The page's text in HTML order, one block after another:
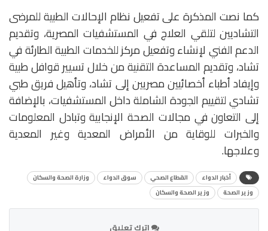
كما نصت المذكرة على تفعيل نظام الإحالات الطبية للمرضى
التشاديين لتلقي العلاج في المستشفيات المصرية، وتقديم
الدعم الفني لإنشاء وتفعيل مركز للخدمات الطبية الطارئة في
تشاد، وتقديم المساعدة التقنية من خلال تسيير قوافل طبية
وإيفاد أطباء أخصائيين مصريين إلى تشاد، وتأهيل فريق طبي
تشادي لتقييم الجودة الشاملة داخل المستشفيات، بالإضافة
إلى التعاون في مجالات الصحة الإنجابية وتبادل المعلومات
والخبرات للوقاية من الأمراض المعدية وغير المعدية
وعلاجها.
أخبار الدواء القطاع الصحي سوق الدواء
وزارة الصحة والسكان
وزير الصحة
وزير الصحة والسكان
اترك تعليق